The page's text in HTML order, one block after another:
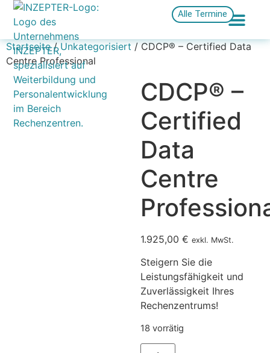
Alle Termine
Startseite/Unkategorisiert / CDCP® – Certified Data
Centre Professional
CDCP® –
Certified
Data
Centre
1.925,00 € exkl. MwSt.
Steigern Sie die
Leistungsfähigkeit und
Zuverlässigkeit Ihres
Rechenzentrums!
18 vorrätig